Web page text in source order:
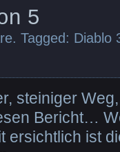
5
. Tagged: Diablo
steiniger
Bericht…
ersichtlich ist